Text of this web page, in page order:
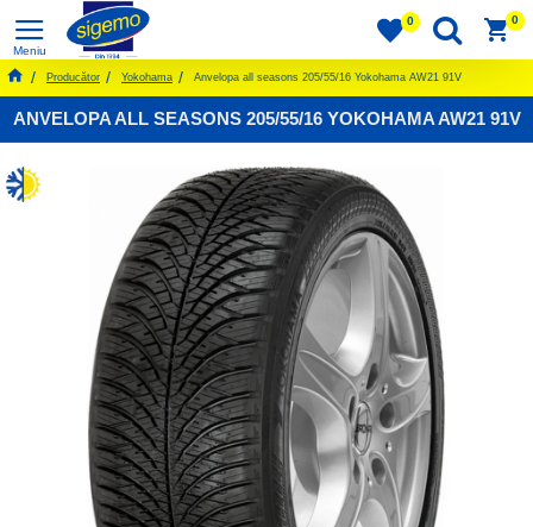
0 0
Producător Yokohama Anvelopa all seasons 205/55/16 Yokohama AW21 91V
ANVELOPA ALL SEASONS 205/55/16 YOKOHAMA AW21 91V